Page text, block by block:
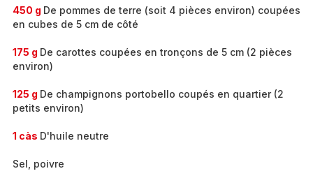
450 g De pommes de terre (soit 4 pièces environ) coupées
en cubes de 5 cm de côté
175 g De carottes coupées en tronçons de 5 cm (2 pièces
environ)
125 g De champignons portobello coupés en quartier (2
petits environ)
1 càs D'huile neutre
Sel, poivre